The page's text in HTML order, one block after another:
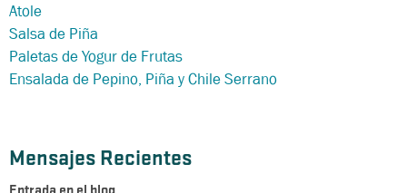
Atole
Salsa de Piña
Paletas de Yogur de Frutas
Ensalada de Pepino, Piña y Chile Serrano
Mensajes Recientes